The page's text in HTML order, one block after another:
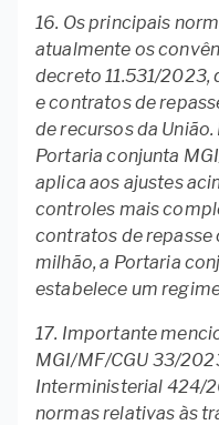
16. Os principais
atualmente os
decreto 11.531/2023,
e contratos de
de recursos da
Portaria conjunta
aplica aos ajustes
controles mais
contratos de repasse
milhão, a Portaria
estabelece um
17. Importante
MGI/MF/CGU 33/
Interministerial 424/
normas relativas às